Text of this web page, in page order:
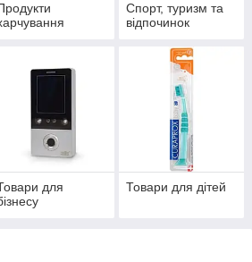
Спорт, туризм та
відпочинок
для
Товари для дітей